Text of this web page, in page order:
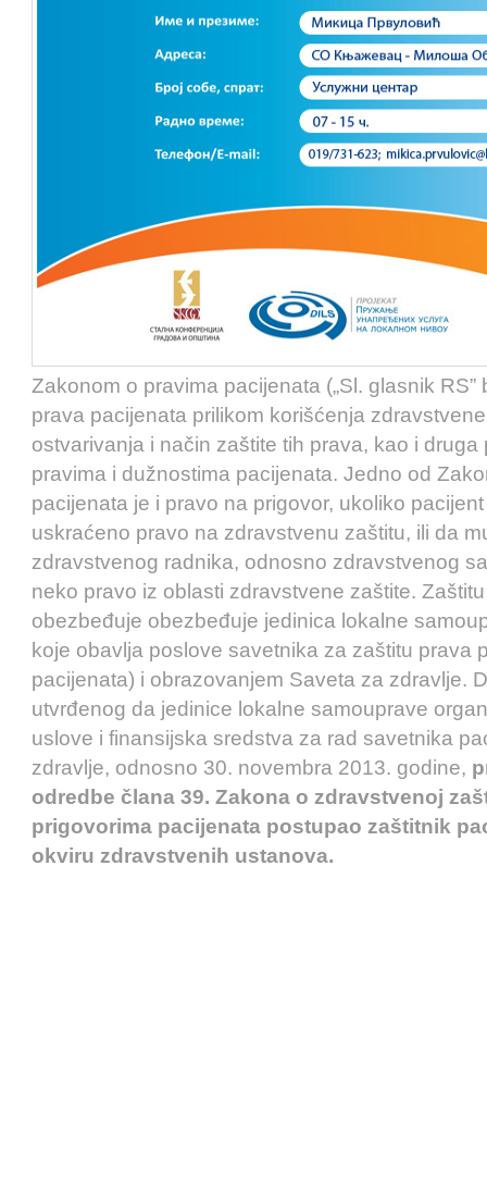
Zakonom o pravima pacijenata („Sl. glasnik RS”
prava pacijenata prilikom korišćenja
ostvarivanja i način zaštite tih prava, kao i druga
pravima i dužnostima pacijenata. Jedno od
pacijenata je i pravo na prigovor, ukoliko
uskraćeno pravo na zdravstvenu zaštitu, ili da
zdravstvenog radnika, odnosno zdravstvenog
neko pravo iz oblasti zdravstvene zaštite.
obezbeđuje obezbeđuje jedinica lokalne
koje obavlјa poslove savetnika za zaštitu prava
pacijenata) i obrazovanjem Saveta za zdravlјe.
utvrđenog da jedinice lokalne samouprave
uslove i finansijska sredstva za rad savetnika
zdravlјe, odnosno 30. novembra 2013. godine,
odredbe člana 39. Zakona o zdravstvenoj
prigovorima pacijenata postupao zaštitnik
okviru zdravstvenih ustanova.